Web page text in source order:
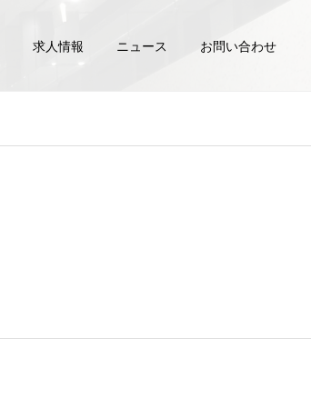
求人情報 ニュース お問い合わせ